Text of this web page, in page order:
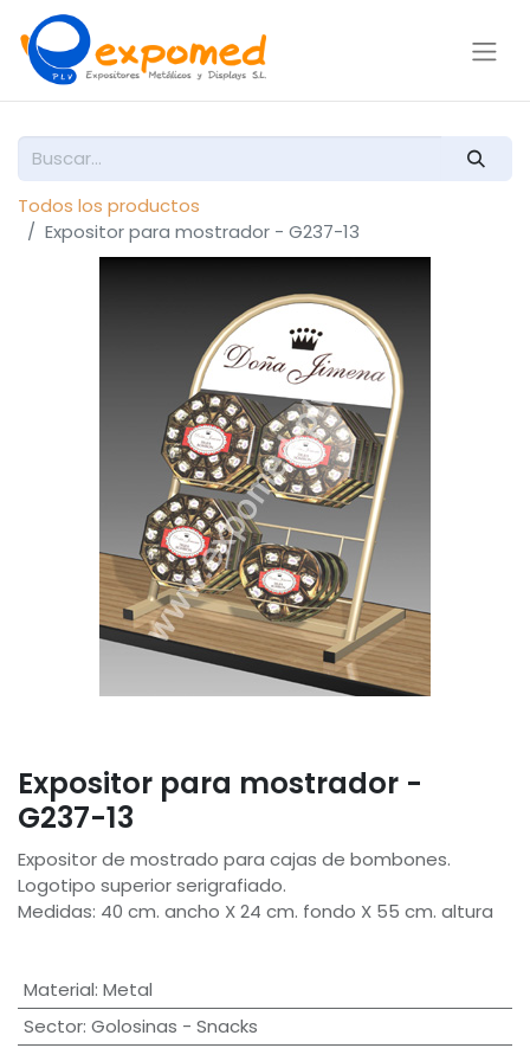
Todos los productos
Expositor para mostrador - G237-13
Expositor para mostrador -
G237-13
Expositor de mostrado para cajas de bombones.
Logotipo superior serigrafiado.
Medidas: 40 cm. ancho X 24 cm. fondo X 55 cm. altura
Material: Metal
Sector: Golosinas - Snacks